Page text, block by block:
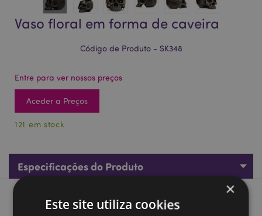
Vaso floral em forma de caveira
Código de Produto - SK348
Entre para ver nossos preços
Aceder a Preços
121 em stock
Especificações do Produto
Descrição do Produto
×
Este site utiliza cookies